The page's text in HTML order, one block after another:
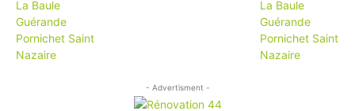
- Advertisment -